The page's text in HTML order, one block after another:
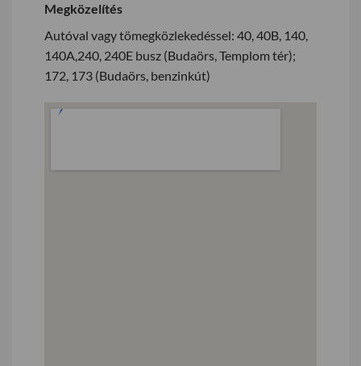
Megközelítés
Autóval vagy tömegközlekedéssel: 40, 40B, 140,
140A,240, 240E busz (Budaörs, Templom tér);
172, 173 (Budaörs, benzinkút)